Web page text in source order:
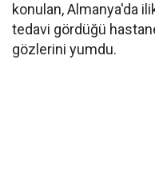
konulan, Almanya'da
tedavi gördüğü
gözlerini yumdu.